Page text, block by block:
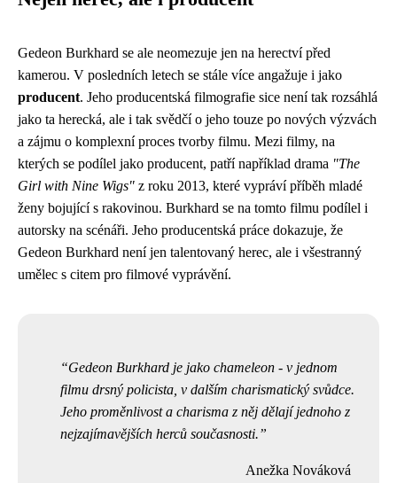
Gedeon Burkhard se ale neomezuje jen na herectví před
kamerou. V posledních letech se stále více angažuje i jako
producent. Jeho producentská filmografie sice není tak rozsáhlá
jako ta herecká, ale i tak svědčí o jeho touze po nových výzvách
a zájmu o komplexní proces tvorby filmu. Mezi filmy, na
kterých se podílel jako producent, patří například drama "The
Girl with Nine Wigs" z roku 2013, které vypráví příběh mladé
ženy bojující s rakovinou. Burkhard se na tomto filmu podílel i
autorsky na scénáři. Jeho producentská práce dokazuje, že
Gedeon Burkhard není jen talentovaný herec, ale i všestranný
umělec s citem pro filmové vyprávění.
Gedeon Burkhard je jako chameleon - v jednom
filmu drsný policista, v dalším charismatický svůdce.
Jeho proměnlivost a charisma z něj dělají jednoho z
nejzajímavějších herců současnosti.
Anežka Nováková